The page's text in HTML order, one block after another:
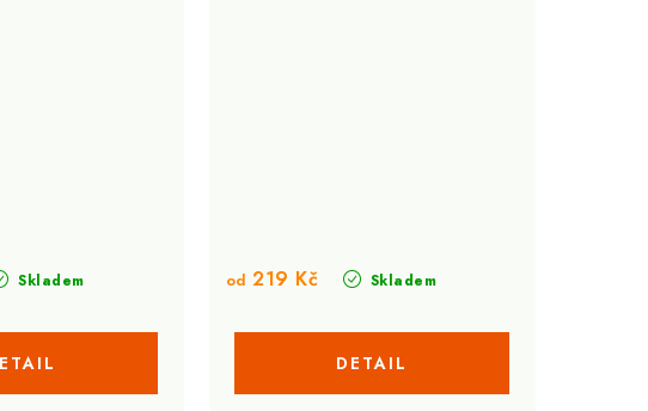
Skladem Skladem
od 219 Kč